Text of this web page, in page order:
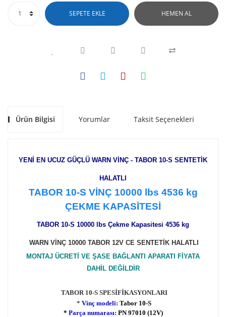
SEPETE EKLE HEMEN AL
Ürün Bilgisi Yorumlar Taksit Seçenekleri
YENİ EN UCUZ GÜÇLÜ WARN VİNÇ - TABOR 10-S SENTETİK
HALATLI
TABOR 10-S VİNÇ 10000 lbs 4536 kg
ÇEKME KAPASİTESİ
TABOR 10-S 10000 lbs Çekme Kapasitesi 4536 kg
WARN VİNÇ 10000 TABOR 12V CE SENTETİK HALATLI
MONTAJ ÜCRETİ VE ŞASE BAĞLANTI APARATI FİYATA
DAHİL DEĞİLDİR
TABOR 10-S SPESİFİKASYONLARI
* Vinç modeli: Tabor 10-S
* Parça numarası: PN 97010 (12V)